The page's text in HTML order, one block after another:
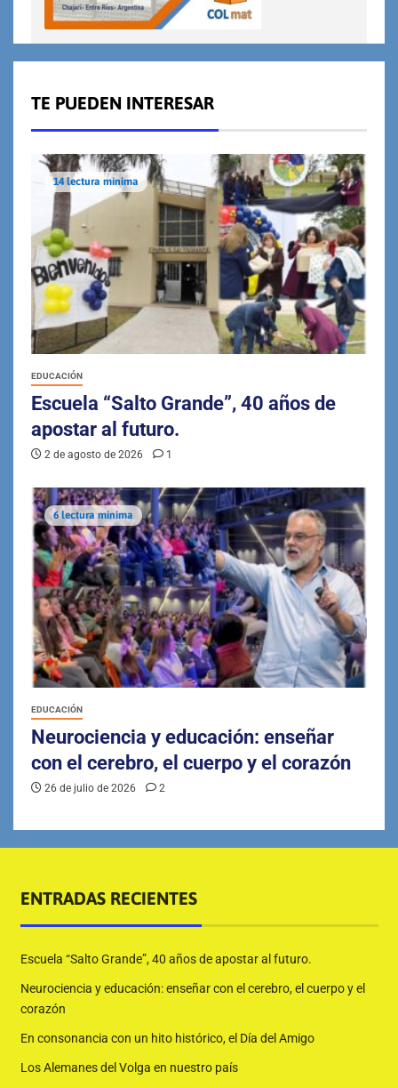
TE PUEDEN INTERESAR
14 lectura mínima
EDUCACIÓN
Escuela “Salto Grande”, 40 años de
apostar al futuro.
2 de agosto de 2026 1
6 lectura mínima
EDUCACIÓN
Neurociencia y educación: enseñar
con el cerebro, el cuerpo y el corazón
26 de julio de 2026 2
ENTRADAS RECIENTES
Escuela “Salto Grande”, 40 años de apostar al futuro.
Neurociencia y educación: enseñar con el cerebro, el cuerpo y el
corazón
En consonancia con un hito histórico, el Día del Amigo
Los Alemanes del Volga en nuestro país